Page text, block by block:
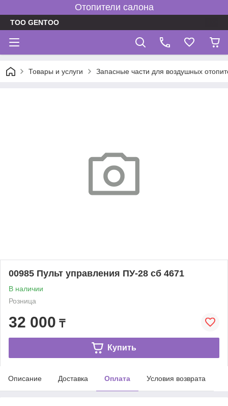
Отопители салона
TOO GENTOO
Товары и услуги Запасные части для воздушных
00985 Пульт управления ПУ-28 сб 4671
В наличии
Розница
32 000 ₸
Купить
Описание Доставка Оплата Условия возврата